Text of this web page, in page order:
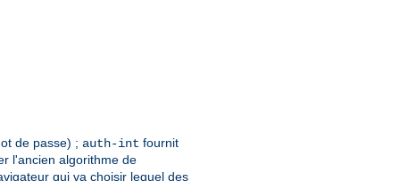
de passe) ; auth-int fournit
l'ancien algorithme de
qui va choisir lequel des